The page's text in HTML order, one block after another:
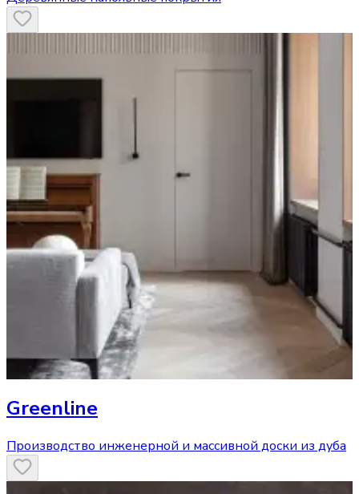
Greenline
Производство инженерной и массивной доски из дуба